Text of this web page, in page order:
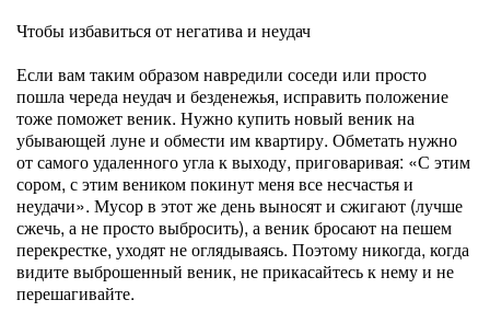
Чтобы избавиться от негатива и неудач
Если вам таким образом навредили соседи или просто
пошла череда неудач и безденежья, исправить положение
тоже поможет веник. Нужно купить новый веник на
убывающей луне и обмести им квартиру. Обметать нужно
от самого удаленного угла к выходу, приговаривая: «С этим
сором, с этим веником покинут меня все несчастья и
неудачи». Мусор в этот же день выносят и сжигают (лучше
сжечь, а не просто выбросить), а веник бросают на пешем
перекрестке, уходят не оглядываясь. Поэтому никогда, когда
видите выброшенный веник, не прикасайтесь к нему и не
перешагивайте.